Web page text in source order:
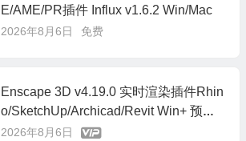
E/AME/PR插件 Influx v1.6.2 Win/Mac
2026年8月6日 免费
Enscape 3D v4.19.0 实时渲染插件Rhin
o/SketchUp/Archicad/Revit Win+ 预设
库
2026年8月6日